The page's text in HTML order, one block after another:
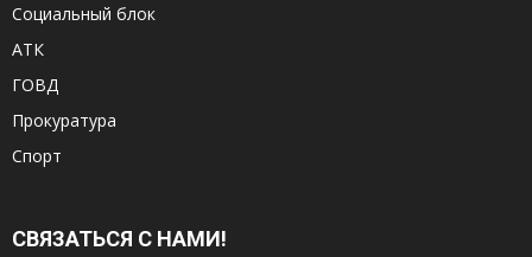
Социальный блок
АТК
ГОВД
Прокуратура
Спорт
СВЯЗАТЬСЯ С НАМИ!